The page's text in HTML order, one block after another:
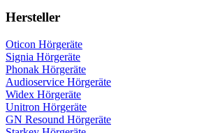
Hersteller
Oticon Hörgeräte
Signia Hörgeräte
Phonak Hörgeräte
Audioservice Hörgeräte
Widex Hörgeräte
Unitron Hörgeräte
GN Resound Hörgeräte